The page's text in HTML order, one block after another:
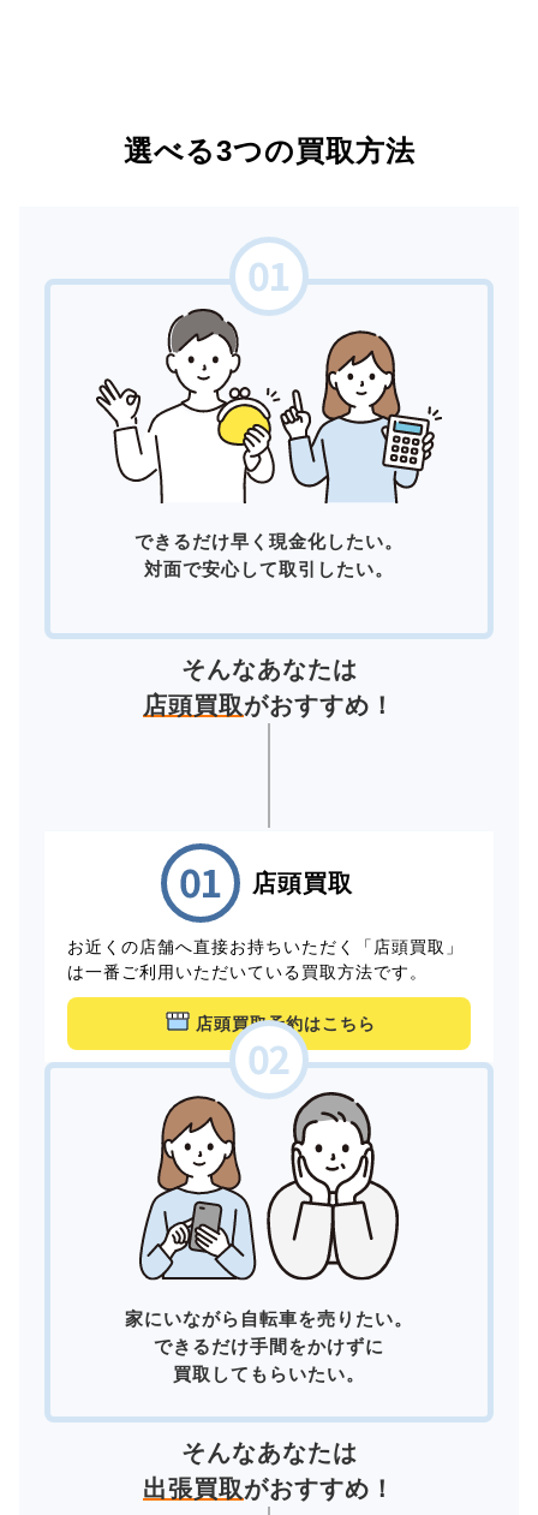
選べる3つの買取方法
できるだけ早く現金化したい。
対面で安心して取引したい。
そんなあなたは
店頭買取がおすすめ！
店頭買取
お近くの店舗へ直接お持ちいただく「店頭買取」
は一番ご利用いただいている買取方法です。
店頭買取予約はこちら
家にいながら自転車を売りたい。
できるだけ手間をかけずに
買取してもらいたい。
そんなあなたは
出張買取がおすすめ！